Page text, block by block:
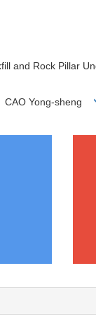
and Rock Pillar
CAO Yong-sheng